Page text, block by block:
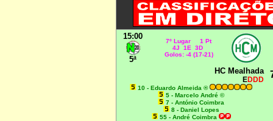
15:00
5ª
7º Lugar 1 Pt
4J 1E 3D
Golos: -4 (17-21)
HC Mealhada
EDDD
10 - Eduardo Almeida ®
5 - Marcelo André ©
7 - António Coimbra
8 - Daniel Lopes
55 - André Coimbra